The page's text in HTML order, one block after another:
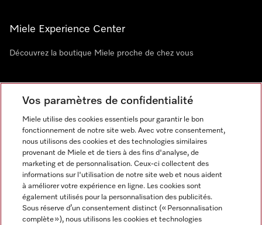
Miele Experience Center
Découvrez la boutique Miele proche de chez vous
Newsletter
Miele sur Instagram
Miele sur Facebook
Miele sur Youtube
Vos paramètres de confidentialité
Miele utilise des cookies essentiels pour garantir le bon
fonctionnement de notre site web. Avec votre consentement,
nous utilisons des cookies et des technologies similaires
provenant de Miele et de tiers à des fins d'analyse, de
marketing et de personnalisation. Ceux-ci collectent des
informations sur l'utilisation de notre site web et nous aident
à améliorer votre expérience en ligne. Les cookies sont
également utilisés pour la personnalisation des publicités.
Sous réserve d’un consentement distinct (« Personnalisation
complète »), nous utilisons les cookies et technologies